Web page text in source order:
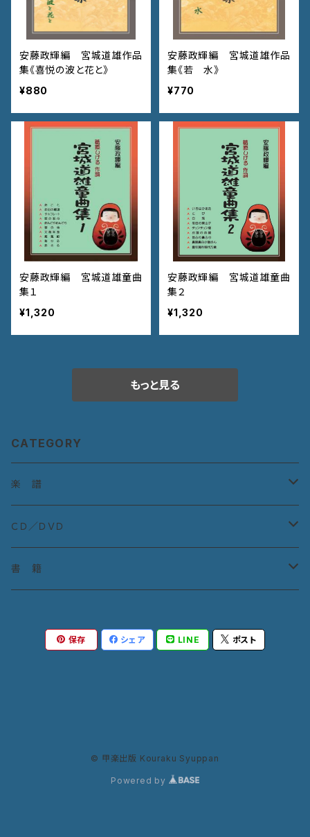
安藤政輝編 宮城道雄作品
集《喜悦の波と花と》
¥880
安藤政輝編 宮城道雄作品
集《若 水》
¥770
安藤政輝編 宮城道雄童曲
集１
¥1,320
安藤政輝編 宮城道雄童曲
集２
¥1,320
もっと見る
CATEGORY
楽 譜
宮城道雄作曲集
宮城道雄童曲集
ＣＤ／ＤＶＤ
ＣＤ：古典曲
書 籍
保存 シェア LINE ポスト
© 甲楽出版 Kouraku Syuppan
Powered by